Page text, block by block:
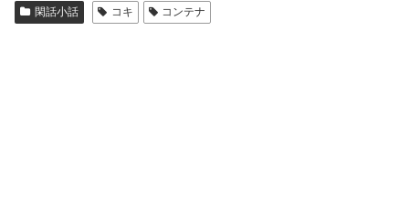
閑話小話 コキ コンテナ